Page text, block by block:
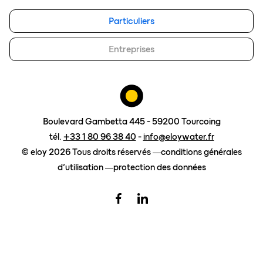
eloy group
travailler chez eloy
demander un devis
Particuliers
Entreprises
Boulevard Gambetta 445 - 59200 Tourcoing
tél. +33 1 80 96 38 40 -info@eloywater.fr
© eloy 2026 Tous droits réservés
conditions générales
d’utilisation
protection des données